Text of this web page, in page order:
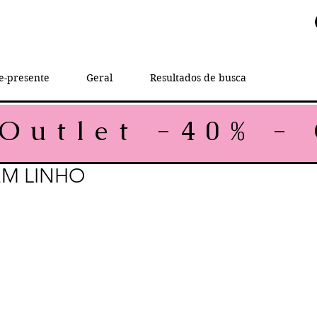
presente Geral Resultados de busca
LINHO
Price